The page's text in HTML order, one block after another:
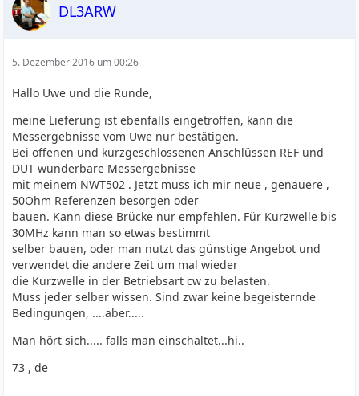
DL3ARW
5. Dezember 2016 um 00:26
Hallo Uwe und die Runde,
meine Lieferung ist ebenfalls eingetroffen, kann die
Messergebnisse vom Uwe nur bestätigen.
Bei offenen und kurzgeschlossenen Anschlüssen REF und
DUT wunderbare Messergebnisse
mit meinem NWT502 . Jetzt muss ich mir neue , genauere ,
50Ohm Referenzen besorgen oder
bauen. Kann diese Brücke nur empfehlen. Für Kurzwelle bis
30MHz kann man so etwas bestimmt
selber bauen, oder man nutzt das günstige Angebot und
verwendet die andere Zeit um mal wieder
die Kurzwelle in der Betriebsart cw zu belasten.
Muss jeder selber wissen. Sind zwar keine begeisternde
Bedingungen, ....aber.....
Man hört sich..... falls man einschaltet...hi..
73 , de